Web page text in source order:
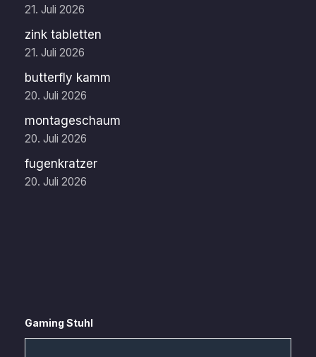
21. Juli 2026
zink tabletten
21. Juli 2026
butterfly kamm
20. Juli 2026
montageschaum
20. Juli 2026
fugenkratzer
20. Juli 2026
Gaming Stuhl